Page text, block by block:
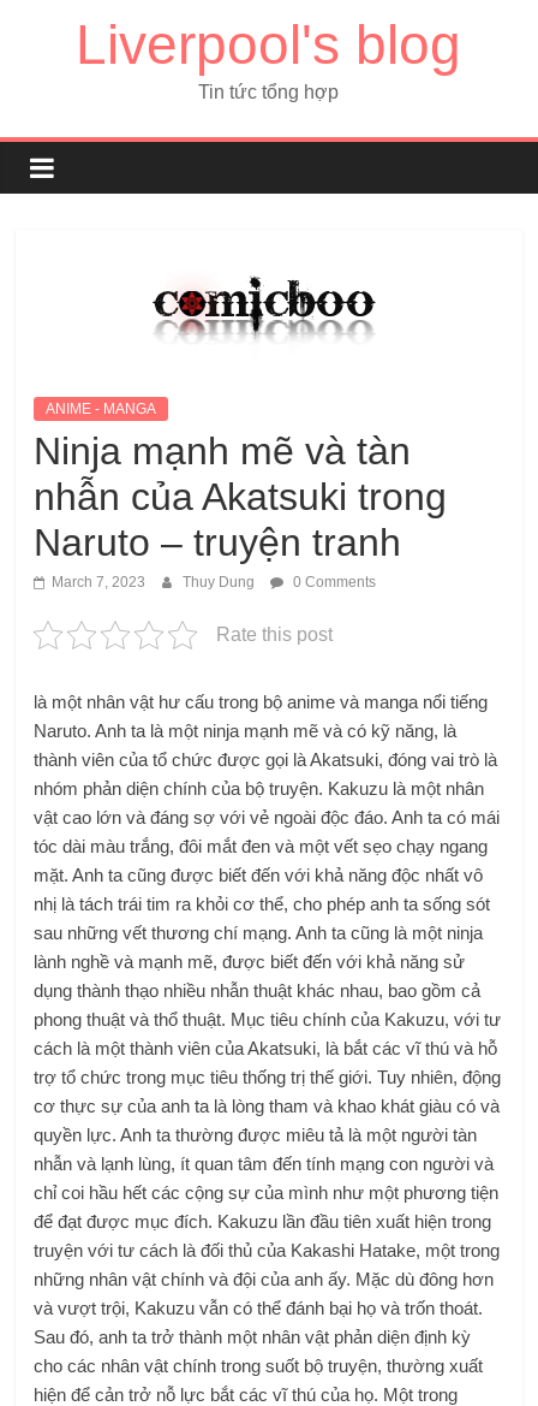
Liverpool's blog
Tin tức tổng hợp
ANIME - MANGA
Ninja mạnh mẽ và tàn
nhẫn của Akatsuki trong
Naruto – truyện tranh
March 7, 2023 Thuy Dung 0 Comments
Rate this post
là một nhân vật hư cấu trong bộ anime và manga nổi tiếng
Naruto. Anh ta là một ninja mạnh mẽ và có kỹ năng, là
thành viên của tổ chức được gọi là Akatsuki, đóng vai trò là
nhóm phản diện chính của bộ truyện. Kakuzu là một nhân
vật cao lớn và đáng sợ với vẻ ngoài độc đáo. Anh ta có mái
tóc dài màu trắng, đôi mắt đen và một vết sẹo chạy ngang
mặt. Anh ta cũng được biết đến với khả năng độc nhất vô
nhị là tách trái tim ra khỏi cơ thể, cho phép anh ta sống sót
sau những vết thương chí mạng. Anh ta cũng là một ninja
lành nghề và mạnh mẽ, được biết đến với khả năng sử
dụng thành thạo nhiều nhẫn thuật khác nhau, bao gồm cả
phong thuật và thổ thuật. Mục tiêu chính của Kakuzu, với tư
cách là một thành viên của Akatsuki, là bắt các vĩ thú và hỗ
trợ tổ chức trong mục tiêu thống trị thế giới. Tuy nhiên, động
cơ thực sự của anh ta là lòng tham và khao khát giàu có và
quyền lực. Anh ta thường được miêu tả là một người tàn
nhẫn và lạnh lùng, ít quan tâm đến tính mạng con người và
chỉ coi hầu hết các cộng sự của mình như một phương tiện
để đạt được mục đích. Kakuzu lần đầu tiên xuất hiện trong
truyện với tư cách là đối thủ của Kakashi Hatake, một trong
những nhân vật chính và đội của anh ấy. Mặc dù đông hơn
và vượt trội, Kakuzu vẫn có thể đánh bại họ và trốn thoát.
Sau đó, anh ta trở thành một nhân vật phản diện định kỳ
cho các nhân vật chính trong suốt bộ truyện, thường xuất
hiện để cản trở nỗ lực bắt các vĩ thú của họ. Một trong